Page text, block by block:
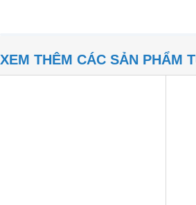
XEM THÊM CÁC SẢN PHẨM